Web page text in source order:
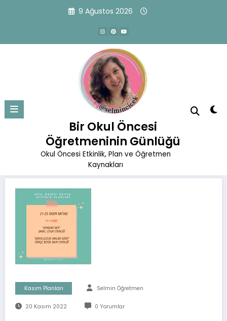
9 Ağustos 2026
Bir Okul Öncesi
Öğretmeninin Günlüğü
Okul Öncesi Etkinlik, Plan ve Öğretmen
Kaynakları
21.11.2022 Etkinlik planı
Başlangıç Okul Öncesi Eğitim Planları
Kasım Planları
21.11.2022 Etkinlik planı
Kasım Planları Selmin Öğretmen
20 Kasım 2022 0 Yorumlar